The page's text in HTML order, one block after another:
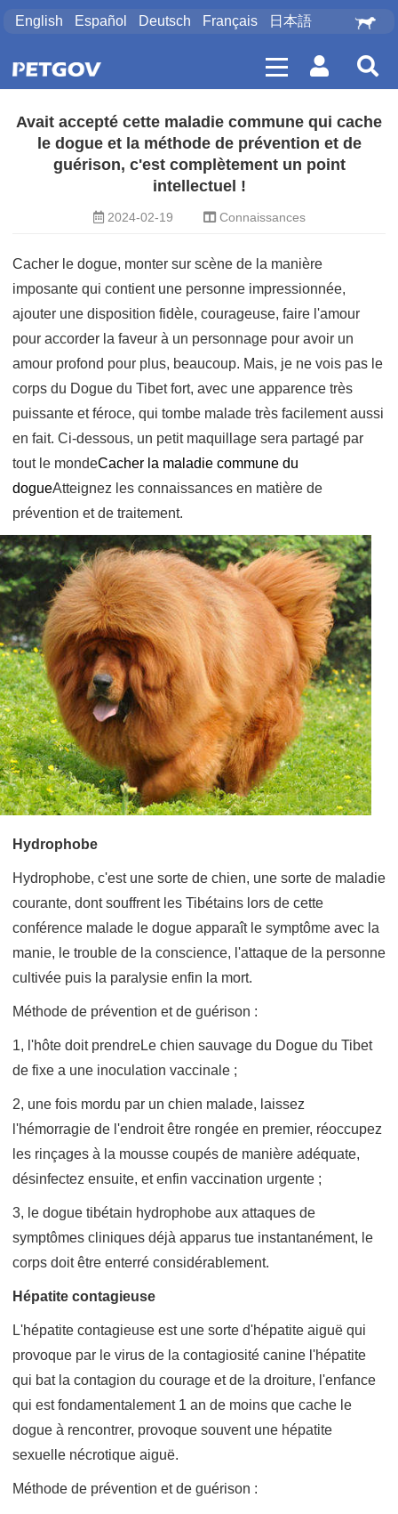
English Español Deutsch Français 日本語
Avait accepté cette maladie commune qui cache
le dogue et la méthode de prévention et de
guérison, c'est complètement un point
intellectuel !
2024-02-19 Connaissances
Cacher le dogue, monter sur scène de la manière
imposante qui contient une personne impressionnée,
ajouter une disposition fidèle, courageuse, faire l'amour
pour accorder la faveur à un personnage pour avoir un
amour profond pour plus, beaucoup. Mais, je ne vois pas le
corps du Dogue du Tibet fort, avec une apparence très
puissante et féroce, qui tombe malade très facilement aussi
en fait. Ci-dessous, un petit maquillage sera partagé par
tout le mondeCacher la maladie commune du
dogueAtteignez les connaissances en matière de
prévention et de traitement.
Hydrophobe
Hydrophobe, c'est une sorte de chien, une sorte de maladie
courante, dont souffrent les Tibétains lors de cette
conférence malade le dogue apparaît le symptôme avec la
manie, le trouble de la conscience, l'attaque de la personne
cultivée puis la paralysie enfin la mort.
Méthode de prévention et de guérison :
1, l'hôte doit prendreLe chien sauvage du Dogue du Tibet
de fixe a une inoculation vaccinale ;
2, une fois mordu par un chien malade, laissez
l'hémorragie de l'endroit être rongée en premier, réoccupez
les rinçages à la mousse coupés de manière adéquate,
désinfectez ensuite, et enfin vaccination urgente ;
3, le dogue tibétain hydrophobe aux attaques de
symptômes cliniques déjà apparus tue instantanément, le
corps doit être enterré considérablement.
Hépatite contagieuse
L'hépatite contagieuse est une sorte d'hépatite aiguë qui
provoque par le virus de la contagiosité canine l'hépatite
qui bat la contagion du courage et de la droiture, l'enfance
qui est fondamentalement 1 an de moins que cache le
dogue à rencontrer, provoque souvent une hépatite
sexuelle nécrotique aiguë.
Méthode de prévention et de guérison :